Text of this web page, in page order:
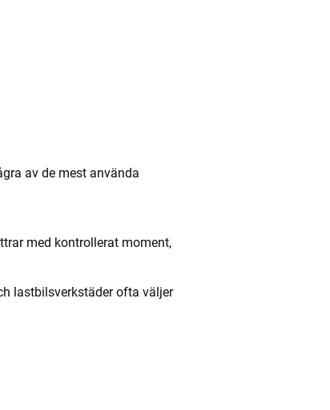
av de mest använda
med kontrollerat moment,
lastbilsverkstäder ofta väljer